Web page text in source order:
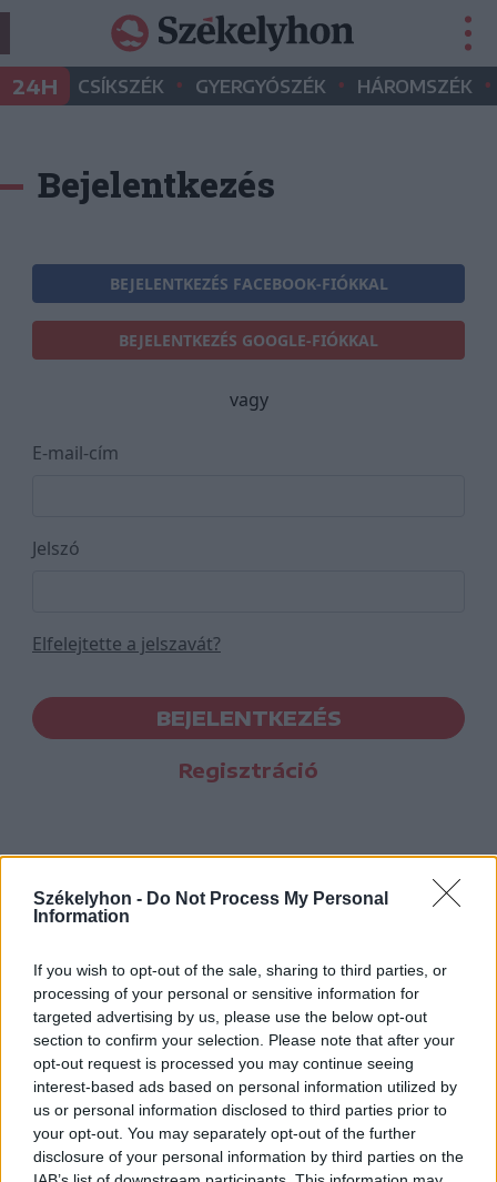
Székelyhon - Do Not Process My Personal
Information
If you wish to opt-out of the sale, sharing to third parties, or
processing of your personal or sensitive information for
targeted advertising by us, please use the below opt-out
section to confirm your selection. Please note that after your
opt-out request is processed you may continue seeing
interest-based ads based on personal information utilized by
us or personal information disclosed to third parties prior to
your opt-out. You may separately opt-out of the further
disclosure of your personal information by third parties on the
24H CSÍKSZÉK • GYERGYÓSZÉK • HÁROMSZÉK •
Bejelentkezés
BEJELENTKEZÉS FACEBOOK-FIÓKKAL
BEJELENTKEZÉS GOOGLE-FIÓKKAL
vagy
E-mail-cím
Jelszó
Elfelejtette a jelszavát?
BEJELENTKEZÉS
Regisztráció
Hasznos
Impresszum
Szerzői jogok
Adatvédelmi tájékoztató